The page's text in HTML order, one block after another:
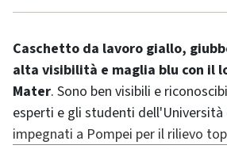
Caschetto da lavoro giallo,
alta visibilità e maglia blu con il
Mater. Sono ben visibili e
esperti e gli studenti dell'Università
impegnati a Pompei per il rilievo